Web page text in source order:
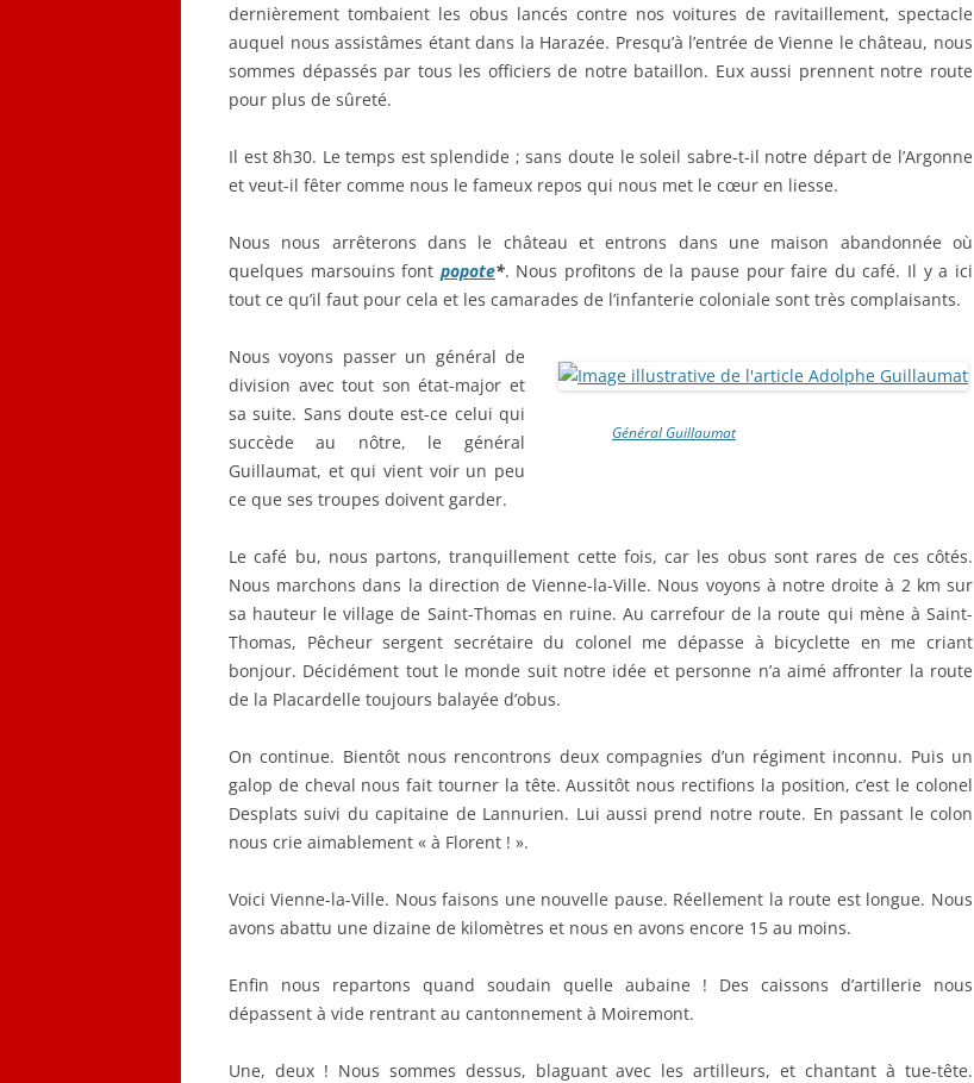
dernièrement tombaient les obus lancés contre nos voitures de ravitaillement, spectacle
auquel nous assistâmes étant dans la Harazée. Presqu’à l’entrée de Vienne le château, nous
sommes dépassés par tous les officiers de notre bataillon. Eux aussi prennent notre route
pour plus de sûreté.
Il est 8h30. Le temps est splendide ; sans doute le soleil sabre-t-il notre départ de l’Argonne
et veut-il fêter comme nous le fameux repos qui nous met le cœur en liesse.
Nous nous arrêterons dans le château et entrons dans une maison abandonnée où
quelques marsouins font popote*. Nous profitons de la pause pour faire du café. Il y a ici
tout ce qu’il faut pour cela et les camarades de l’infanterie coloniale sont très complaisants.
Général Guillaumat
Nous voyons passer un général de
division avec tout son état-major et
sa suite. Sans doute est-ce celui qui
succède au nôtre, le général
Guillaumat, et qui vient voir un peu
ce que ses troupes doivent garder.
Le café bu, nous partons, tranquillement cette fois, car les obus sont rares de ces côtés.
Nous marchons dans la direction de Vienne-la-Ville. Nous voyons à notre droite à 2 km sur
sa hauteur le village de Saint-Thomas en ruine. Au carrefour de la route qui mène à Saint-
Thomas, Pêcheur sergent secrétaire du colonel me dépasse à bicyclette en me criant
bonjour. Décidément tout le monde suit notre idée et personne n’a aimé affronter la route
de la Placardelle toujours balayée d’obus.
On continue. Bientôt nous rencontrons deux compagnies d’un régiment inconnu. Puis un
galop de cheval nous fait tourner la tête. Aussitôt nous rectifions la position, c’est le colonel
Desplats suivi du capitaine de Lannurien. Lui aussi prend notre route. En passant le colon
nous crie aimablement « à Florent ! ».
Voici Vienne-la-Ville. Nous faisons une nouvelle pause. Réellement la route est longue. Nous
avons abattu une dizaine de kilomètres et nous en avons encore 15 au moins.
Enfin nous repartons quand soudain quelle aubaine ! Des caissons d’artillerie nous
dépassent à vide rentrant au cantonnement à Moiremont.
Une, deux ! Nous sommes dessus, blaguant avec les artilleurs, et chantant à tue-tête.